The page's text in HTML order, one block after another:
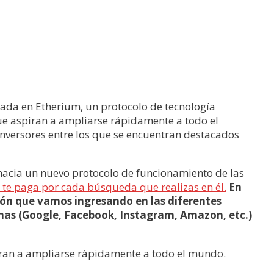
en Etherium, un protocolo de tecnología
aspiran a ampliarse rápidamente a todo el
entre los que se encuentran destacados
un nuevo protocolo de funcionamiento de las
paga por cada búsqueda que realizas en él. En
que vamos ingresando en las diferentes
(Google, Facebook, Instagram, Amazon, etc.)
a ampliarse rápidamente a todo el mundo.